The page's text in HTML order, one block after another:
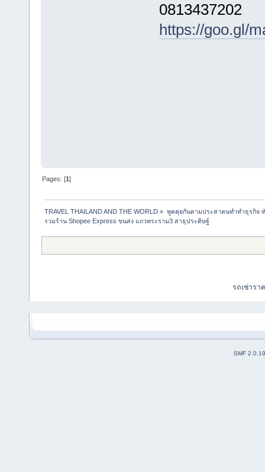
0813437202
https://goo.gl/
Pages: [1]
TRAVEL THAILAND AND THE WORLD » พูดคุยกันตามประสาคนทำทำธุรกิจ ทั
รวมร้าน Shopee Express ขนส่ง แถวพระราม3 สาธุประดิษฐ์
รถเช่าร
SMF 2.0.19